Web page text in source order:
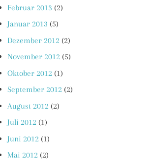
Februar 2013 (2)
Januar 2013 (5)
Dezember 2012 (2)
November 2012 (5)
Oktober 2012 (1)
September 2012 (2)
August 2012 (2)
Juli 2012 (1)
Juni 2012 (1)
Mai 2012 (2)